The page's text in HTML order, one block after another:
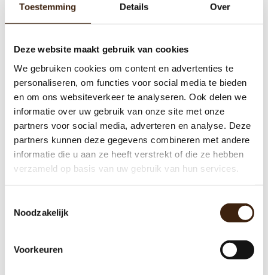
Toestemming Details Over
Deze website maakt gebruik van cookies
We gebruiken cookies om content en advertenties te
personaliseren, om functies voor social media te bieden
en om ons websiteverkeer te analyseren. Ook delen we
informatie over uw gebruik van onze site met onze
partners voor social media, adverteren en analyse. Deze
partners kunnen deze gegevens combineren met andere
informatie die u aan ze heeft verstrekt of die ze hebben
verzameld op basis van uw gebruik van hun services.
Noodzakelijk
Voorkeuren
Bravo Instant MET WATERTANK
gereviseerd